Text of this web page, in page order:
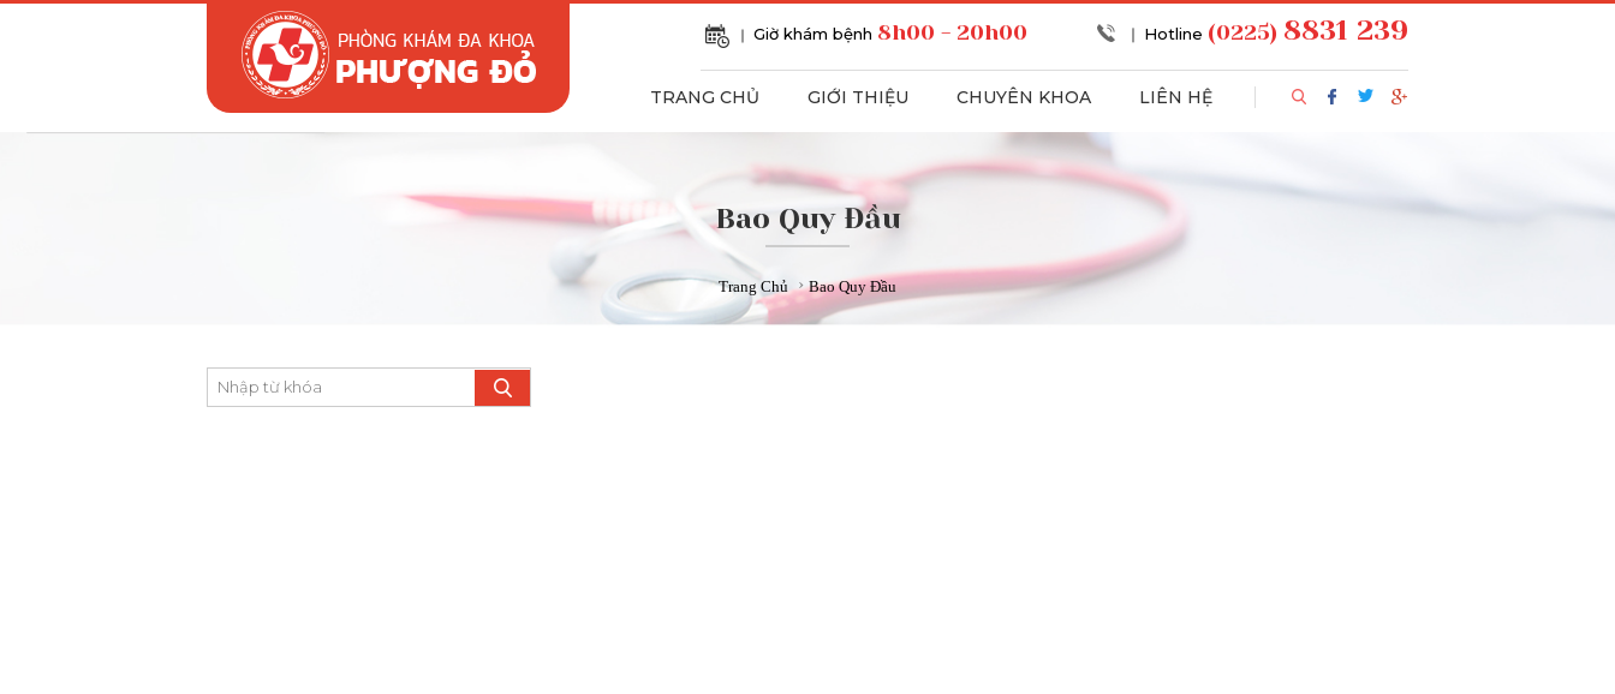
Giờ khám bệnh 8h00 - 20h00 Hotline (0225) 8831 239
TRANG CHỦ GIỚI THIỆU CHUYÊN KHOA LIÊN HỆ
Bao Quy Đầu
Trang Chủ › Bao Quy Đầu